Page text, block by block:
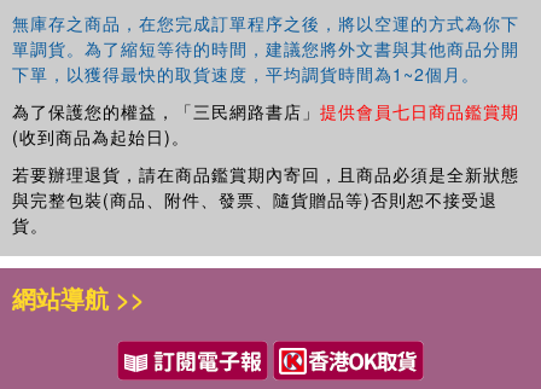
無庫存之商品，在您完成訂單程序之後，將以空運的方式為你下
單調貨。為了縮短等待的時間，建議您將外文書與其他商品分開
下單，以獲得最快的取貨速度，平均調貨時間為1~2個月。
為了保護您的權益，「三民網路書店」 提供會員七日商品鑑賞期
(收到商品為起始日)。
若要辦理退貨，請在商品鑑賞期內寄回，且商品必須是全新狀態
與完整包裝(商品、附件、發票、隨貨贈品等)否則恕不接受退
貨。
網站導航 >>